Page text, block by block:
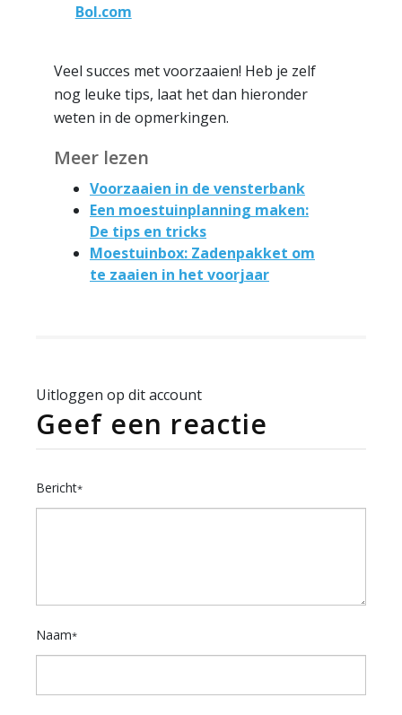
Bol.com
Veel succes met voorzaaien! Heb je zelf
nog leuke tips, laat het dan hieronder
weten in de opmerkingen.
Meer lezen
Voorzaaien in de vensterbank
Een moestuinplanning maken:
De tips en tricks
Moestuinbox: Zadenpakket om
te zaaien in het voorjaar
Uitloggen op dit account
Geef een reactie
Bericht*
Naam*